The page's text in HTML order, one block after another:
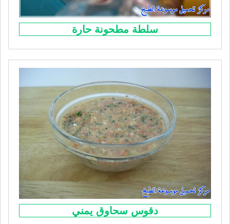
سلطة مطحونة حارة
دقوس سحاوق يمني